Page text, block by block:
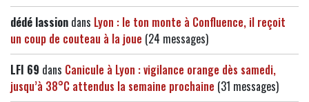
dédé lassion dans Lyon : le ton monte à Confluence, il reçoit
un coup de couteau à la joue (24 messages)
LFI 69 dans Canicule à Lyon : vigilance orange dès samedi,
jusqu’à 38°C attendus la semaine prochaine (31 messages)